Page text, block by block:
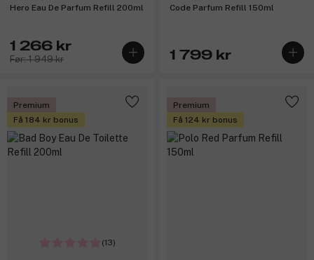
Hero Eau De Parfum Refill 200ml
1 266 kr
Før: 1 949 kr
Code Parfum Refill 150ml
1 799 kr
Premium
Få 184 kr bonus
(13)
Premium
Få 124 kr bonus